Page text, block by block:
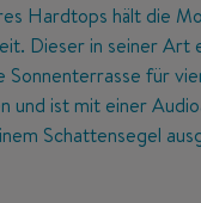
Hardtops hält die
Dieser in seiner Art
Sonnenterrasse für
und ist mit einer
Schattensegel